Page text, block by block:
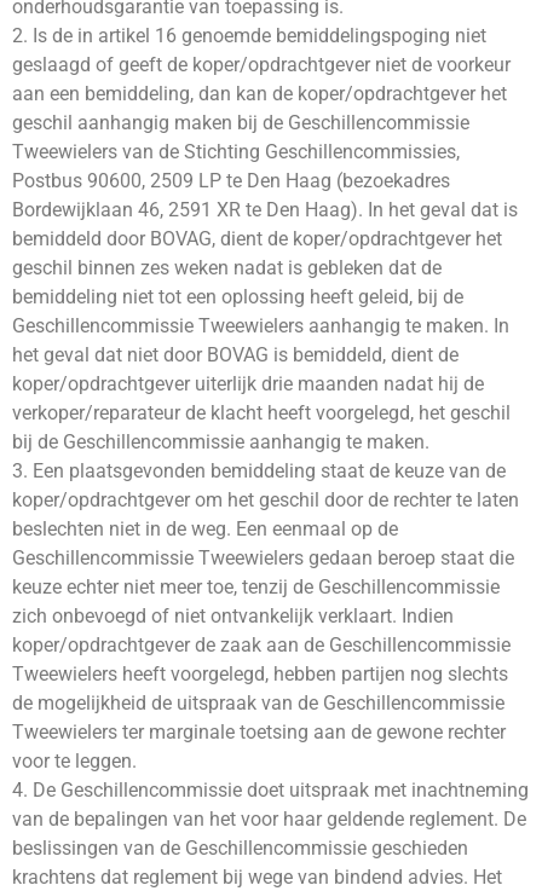
onderhoudsgarantie van toepassing is.
2. Is de in artikel 16 genoemde bemiddelingspoging niet
geslaagd of geeft de koper/opdrachtgever niet de voorkeur
aan een bemiddeling, dan kan de koper/opdrachtgever het
geschil aanhangig maken bij de Geschillencommissie
Tweewielers van de Stichting Geschillencommissies,
Postbus 90600, 2509 LP te Den Haag (bezoekadres
Bordewijklaan 46, 2591 XR te Den Haag). In het geval dat is
bemiddeld door BOVAG, dient de koper/opdrachtgever het
geschil binnen zes weken nadat is gebleken dat de
bemiddeling niet tot een oplossing heeft geleid, bij de
Geschillencommissie Tweewielers aanhangig te maken. In
het geval dat niet door BOVAG is bemiddeld, dient de
koper/opdrachtgever uiterlijk drie maanden nadat hij de
verkoper/reparateur de klacht heeft voorgelegd, het geschil
bij de Geschillencommissie aanhangig te maken.
3. Een plaatsgevonden bemiddeling staat de keuze van de
koper/opdrachtgever om het geschil door de rechter te laten
beslechten niet in de weg. Een eenmaal op de
Geschillencommissie Tweewielers gedaan beroep staat die
keuze echter niet meer toe, tenzij de Geschillencommissie
zich onbevoegd of niet ontvankelijk verklaart. Indien
koper/opdrachtgever de zaak aan de Geschillencommissie
Tweewielers heeft voorgelegd, hebben partijen nog slechts
de mogelijkheid de uitspraak van de Geschillencommissie
Tweewielers ter marginale toetsing aan de gewone rechter
voor te leggen.
4. De Geschillencommissie doet uitspraak met inachtneming
van de bepalingen van het voor haar geldende reglement. De
beslissingen van de Geschillencommissie geschieden
krachtens dat reglement bij wege van bindend advies. Het